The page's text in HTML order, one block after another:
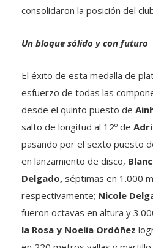
consolidaron la posición del
Un bloque sólido y con futuro
El éxito de esta medalla de
esfuerzo de todas las
desde el quinto puesto de
salto de longitud al 12º de
pasando por el sexto puesto
en lanzamiento de disco,
Delgado, séptimas en 1.000
respectivamente; Nicole
fueron octavas en altura y
la Rosa y Noelia Ordóñez